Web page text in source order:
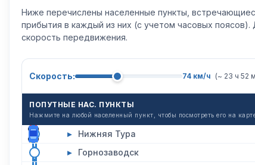
Ниже перечислены населенные пункты,
прибытия в каждый из них (с учетом часовых
скорость передвижения.
Скорость: 74 км/ч (~ 23 ч 52
ПОПУТНЫЕ НАС. ПУНКТЫ
Нажмите на любой населенный пункт, чтобы посмотреть его на
▸ Нижняя Тура
▸ Горнозаводск